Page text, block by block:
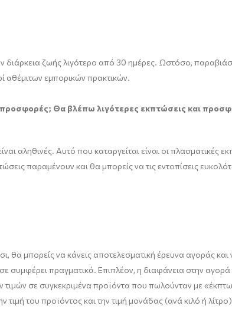
διάρκεια ζωής λιγότερο από 30 ημέρες. Ωστόσο,
αθέμιτων εμπορικών πρακτικών.
προσφορές; Θα βλέπω λιγότερες εκπτώσεις και
αληθινές. Αυτό που καταργείται είναι οι πλασματικές
παραμένουν και θα μπορείς να τις εντοπίσεις
θα μπορείς να κάνεις αποτελεσματική έρευνα αγοράς
πραγματικά. Επιπλέον, η διαφάνεια στην αγορά
σε συγκεκριμένα προϊόντα που πωλούνταν με
του προϊόντος και την τιμή μονάδας (ανά κιλό ή